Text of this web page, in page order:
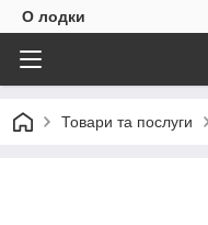
О лодки
Товари та послуги